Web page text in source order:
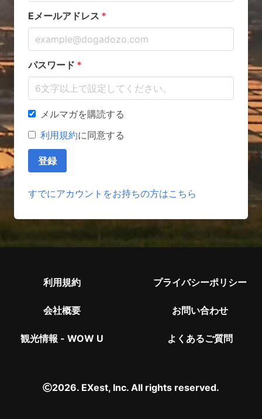
Eメールアドレス
パスワード
メルマガを購読する
利用規約に同意する
すでにアカウントをお持ちの方はこちら
利用規約 プライバシーポリシー
会社概要 お問い合わせ
観光情報 - WOW U よくあるご質問
2026. EXest, Inc. All rights reserved.